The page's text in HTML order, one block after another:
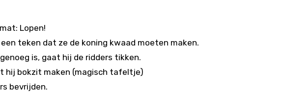
Lopen!
teken dat ze de koning kwaad moeten maken.
is, gaat hij de ridders tikken.
hij bokzit maken (magisch tafeltje)
bevrijden.